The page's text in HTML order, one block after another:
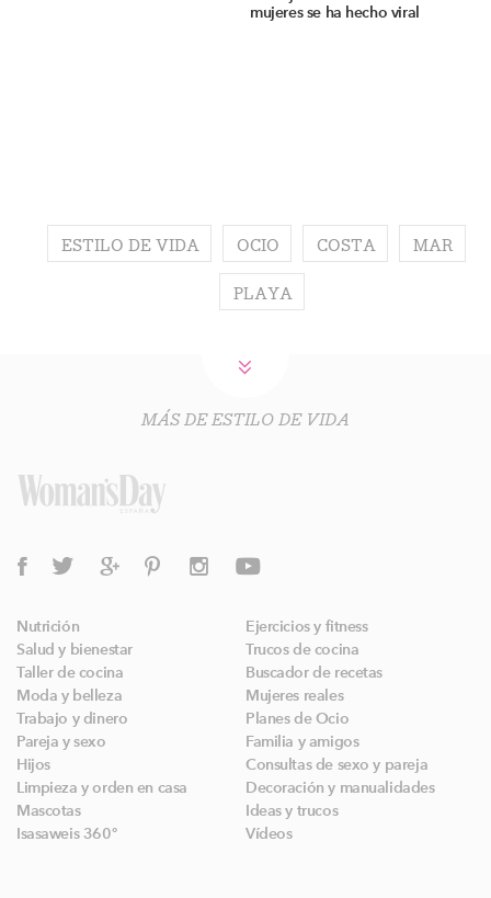
mujeres se ha hecho viral
ESTILO DE VIDA OCIO COSTA MAR
PLAYA
MÁS DE ESTILO DE VIDA
Nutrición
Ejercicios y fitness
Salud y bienestar
Trucos de cocina
Taller de cocina
Buscador de recetas
Moda y belleza
Mujeres reales
Trabajo y dinero
Planes de Ocio
Pareja y sexo
Familia y amigos
Hijos
Consultas de sexo y pareja
Limpieza y orden en casa
Decoración y manualidades
Mascotas
Ideas y trucos
Isasaweis 360º
Vídeos